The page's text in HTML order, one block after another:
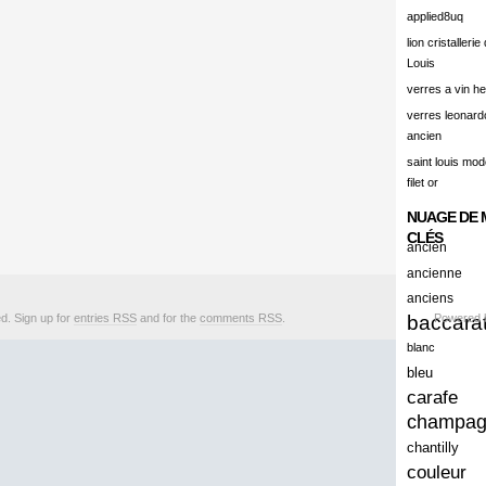
alisation
amazing
america
amiante
ancien
ancienes
ancienne
anciennes
anciens
ancient
anecdotes
applied8uq
lion cristallerie
Louis
verres a vin
verres
ancien
saint louis
filet or
NUAGE DE
CLÉS
ancien
ancienne
anciens
blanc
bleu
carafe
chantilly
couleur
Sign up for entries RSS and for the comments RSS Powered